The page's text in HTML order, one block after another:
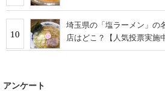
10
埼玉県の「塩ラーメン」
店はどこ？【人気投票実施
アンケート